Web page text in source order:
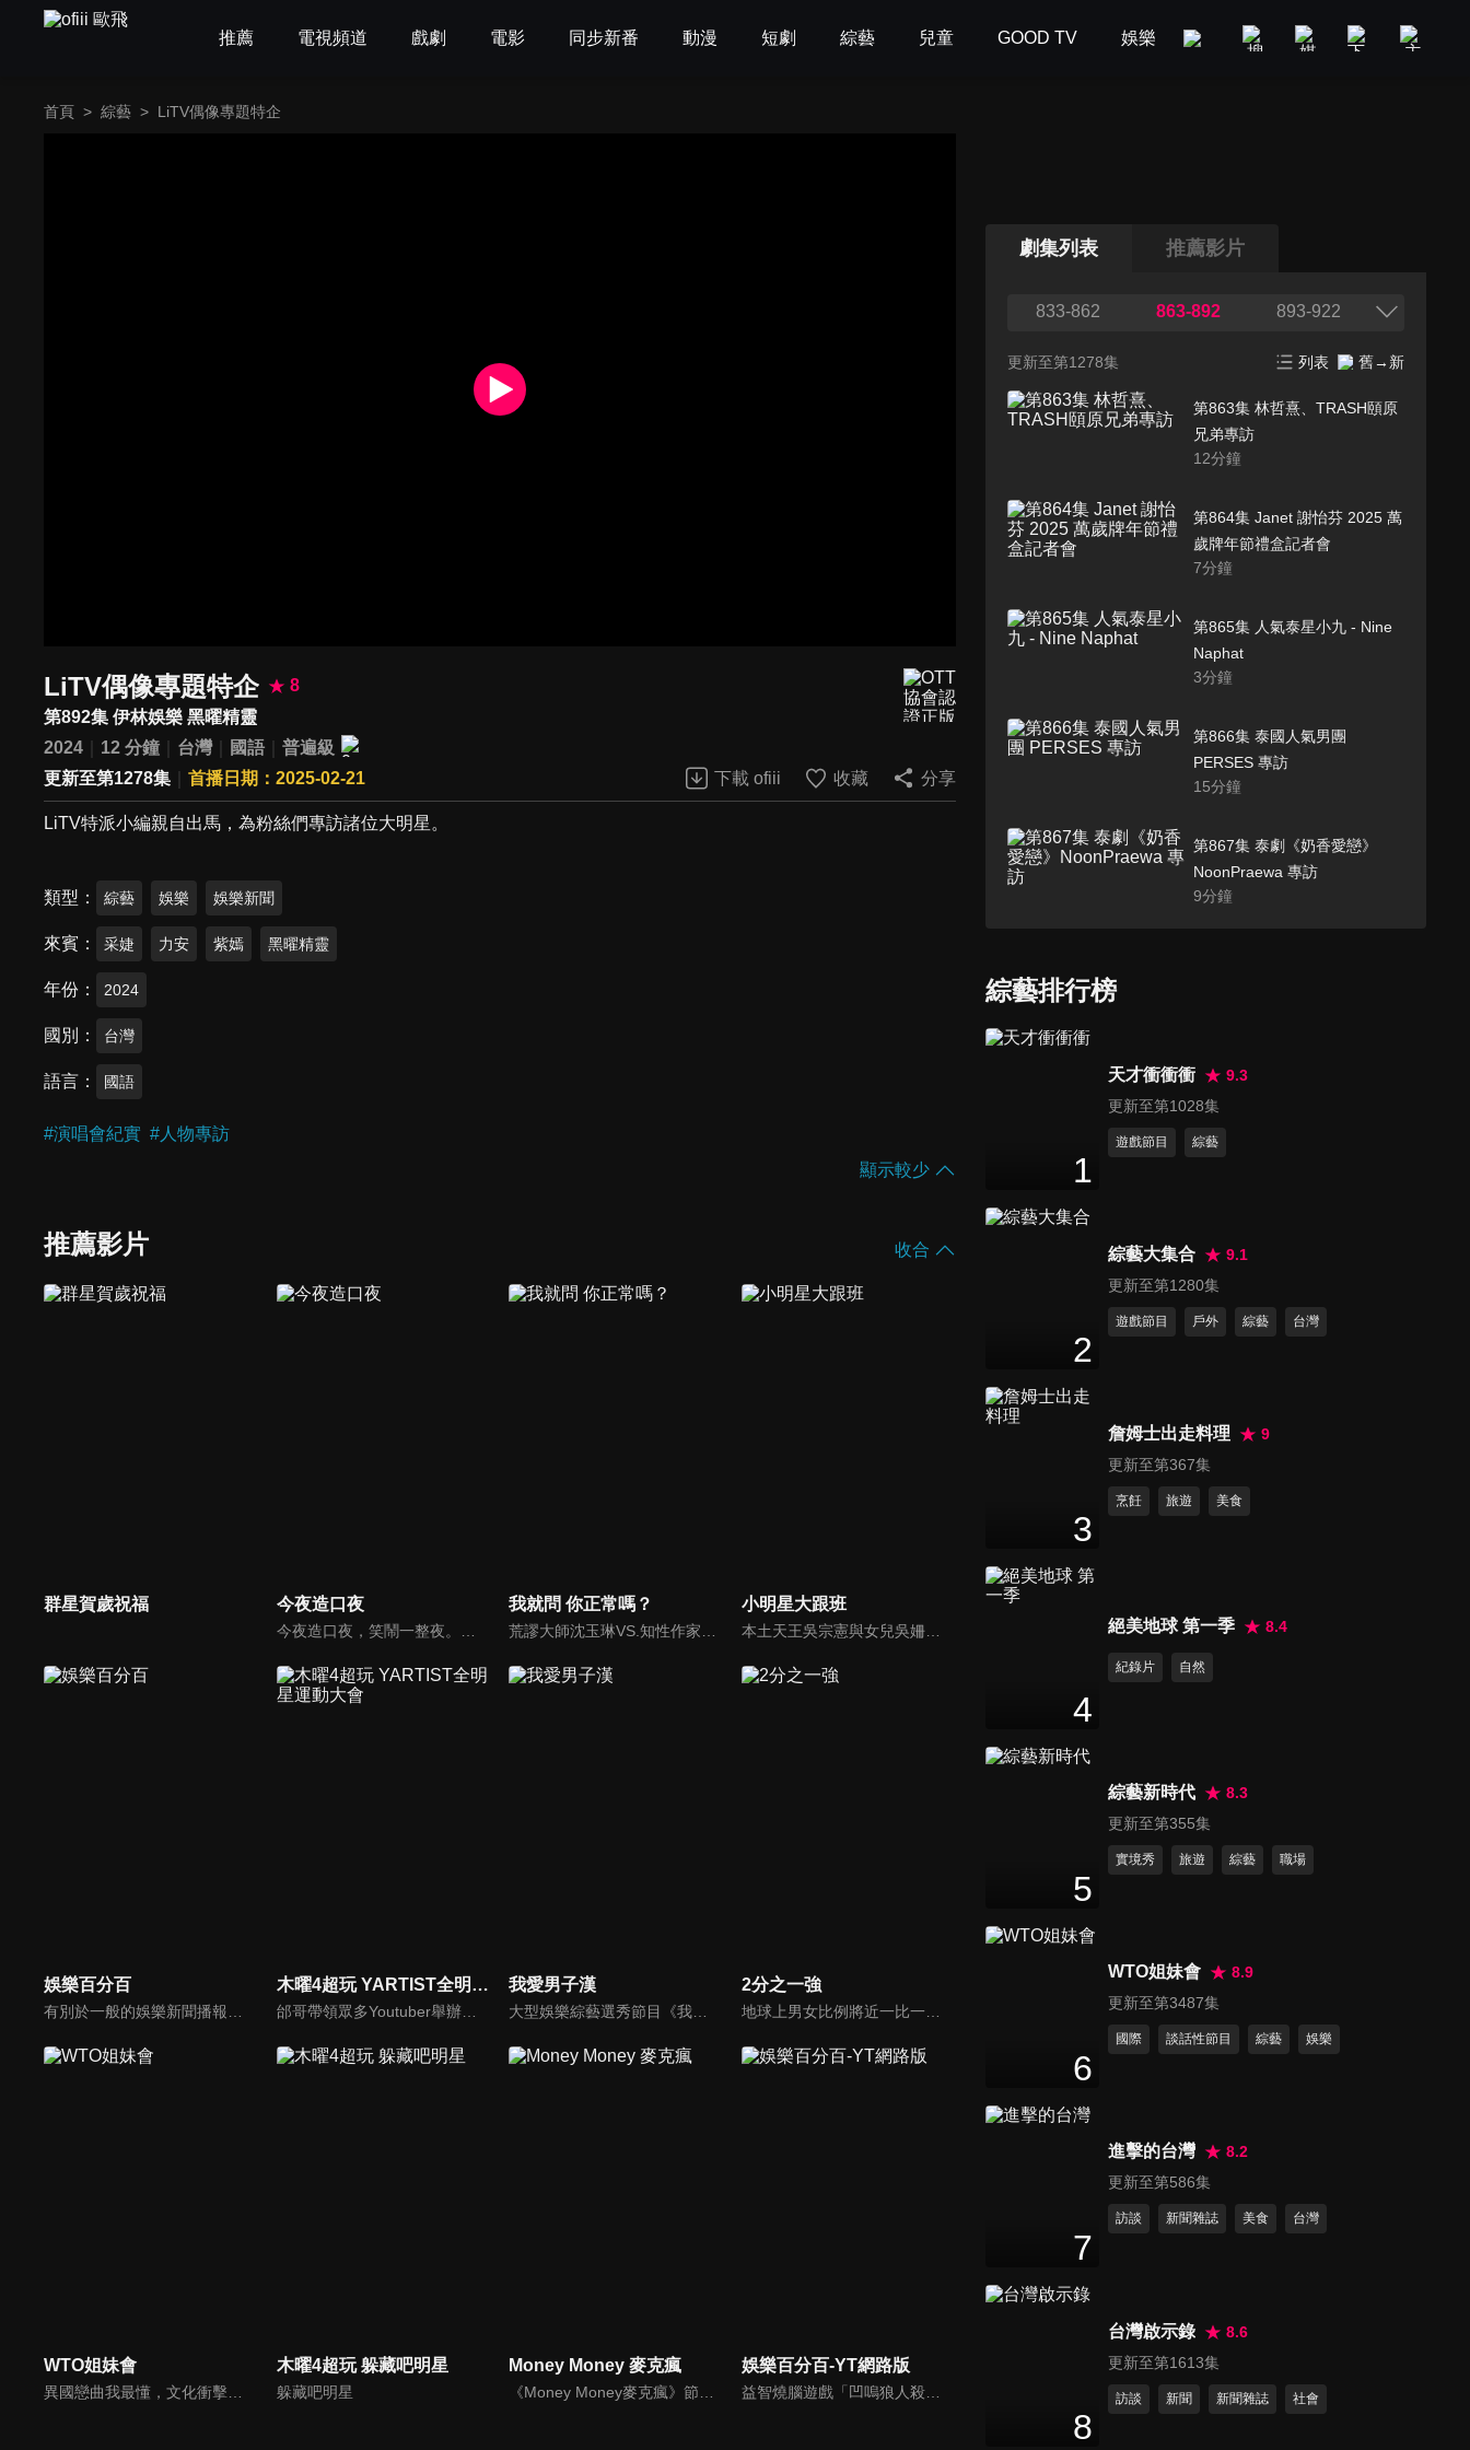
推薦 電視頻道 戲劇 電影 同步新番 動漫 短劇 綜藝 兒童 GOOD TV 娛樂 美食旅遊 新聞政論
首頁 > 綜藝 > LiTV偶像專題特企
LiTV偶像專題特企
8
第892集 伊林娛樂 黑曜精靈
2024
12 分鐘 台灣 國語
普遍級
更新至第1278集
首播日期：2025-02-21 下載 ofiii 收藏 分享
LiTV特派小編親自出馬，為粉絲們專訪諸位大明星。
類型 綜藝 娛樂 娛樂新聞
來賓 采婕 力安 紫嫣 黑曜精靈
年份 2024
國別 台灣
語言 國語
#演唱會紀實 #人物專訪
顯示較少
推薦影片 收合
群星賀歲祝福 今夜造口夜 我就問 你正常嗎？ 小明星大跟班
本土天王吳宗憲與女兒吳姍儒（Sandy）搭檔主持，每集邀請來賓暢談演藝圈大小事，父女檔聯手笑果十足，老梗搭上新世代，最新組合強勢登場！
娛樂百分百 木曜4超玩 YARTIST全明星運動大會
邰哥帶領眾多Youtuber舉辦運動會，全部人都動起來！木曜4超玩傾盡全力全新大型力作，集結YARTIST一同揮灑汗水爭取榮譽！
我愛男子漢 2分之一強
WTO姐妹會
異國戀曲我最懂，文化衝擊大不同！到底新住民怎麼看台灣？讓我們與主持人和來自世界各地的外國朋友，一起聊聊不同國家文化差異、衝擊、風俗、語言學習經驗、婚姻生活等。
木曜4超玩 躲藏吧明星
躲藏吧明星
Money Money 麥克瘋
《Money Money麥克瘋》節目強調不比音準、不比音色，也不比外型、外貌、氣質、長相等如何，只強調只要歌詞記得牢，就可以參加比賽。
娛樂百分百-YT網路版
益智燒腦遊戲「凹嗚狼人殺」激發你的邏輯推理能力，偶像巨星雲集，全球娛樂資訊，一手掌握不脫節！2025全新升級改版，盡在《娛樂百分百-YT網路版》！
劇集列表 推薦影片
833-862 863-892 893-922
更新至第1278集 列表 舊→新
第863集 林哲熹、TRASH頤原
兄弟專訪
12分鐘
第864集 Janet 謝怡芬 2025 萬
歲牌年節禮盒記者會
7分鐘
第865集 人氣泰星小九 - Nine
Naphat
3分鐘
第866集 泰國人氣男團
PERSES 專訪
15分鐘
第867集 泰劇《奶香愛戀》
NoonPraewa 專訪
9分鐘
第869集 BTOB李昌燮 2025台
5分鐘
第871集 《慕海情深》
15 分鐘
8分鐘
第873集 泰劇《上癮》
記者會
43
第876集 2025 伊林娛樂 開工
記者會
集》上線記者會
第878集 《好運來》何豪傑&賴
第879集 《好運來》洪毛專訪
2分鐘
第881集 方志友思波綺
TSUBAKI新品記者會
綜藝排行榜
1
天才衝衝衝
9.3
更新至第1028集
遊戲節目 綜藝
2
綜藝大集合
9.1
更新至第1280集
遊戲節目 戶外 綜藝 台灣
3
詹姆士出走料理
9
更新至第367集
烹飪 旅遊 美食
4
絕美地球 第一季 8.4
紀錄片 自然
5
綜藝新時代
8.3
更新至第355集
實境秀 旅遊 綜藝 職場
6
WTO姐妹會
8.9
更新至第3487集
國際 談話性節目 綜藝 娛樂
7
進擊的台灣
8.2
更新至第586集
訪談 新聞雜誌 美食 台灣
8
台灣啟示錄
8.6
更新至第1613集
訪談 新聞 新聞雜誌 社會